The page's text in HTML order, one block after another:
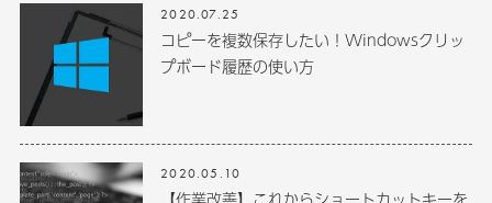
2020.07.25
コピーを複数保存したい！Windowsクリッ
プボード履歴の使い方
2020.05.10